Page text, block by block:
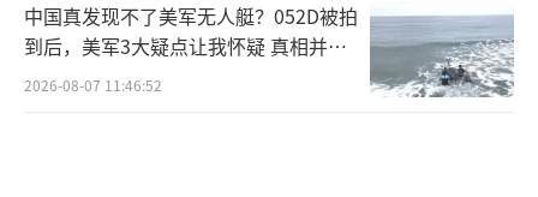
中国真发现不了美军无人艇？052D被拍
到后，美军3大疑点让我怀疑 真相并非
如此
2026-08-07 11:46:52